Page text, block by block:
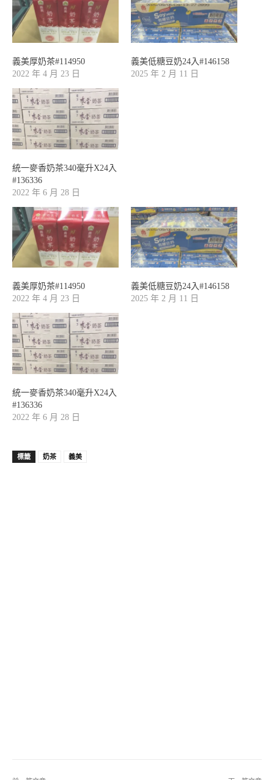
義美厚奶茶#114950
2022 年 4 月 23 日
義美低糖豆奶24入#146158
2025 年 2 月 11 日
統一麥香奶茶340毫升X24入
#136336
2022 年 6 月 28 日
義美厚奶茶#114950
2022 年 4 月 23 日
義美低糖豆奶24入#146158
2025 年 2 月 11 日
統一麥香奶茶340毫升X24入
#136336
2022 年 6 月 28 日
標籤 奶茶 義美